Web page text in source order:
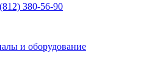
380-56-90
и оборудование